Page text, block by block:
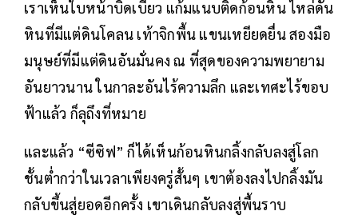
เราเห็นใบหน้าบิดเบี้ยว แก้มแนบติดก้อนหิน ไหล่ดัน
หินที่มีแต่ดินโคลน เท้าจิกพื้น แขนเหยียดยื่น สองมือ
มนุษย์ที่มีแต่ดินอันมั่นคง ณ ที่สุดของความพยายาม
อันยาวนาน ในกาละอันไร้ความลึก และเทศะไร้ขอบ
ฟ้าแล้ว ก็ลุถึงที่หมาย
และแล้ว “ซีซิฟ” ก็ได้เห็นก้อนหินกลิ้งกลับลงสู่โลก
ชั้นต่ำกว่าในเวลาเพียงครู่สั้นๆ เขาต้องลงไปกลิ้งมัน
กลับขึ้นสู่ยอดอีกครั้ง เขาเดินกลับลงสู่พื้นราบ